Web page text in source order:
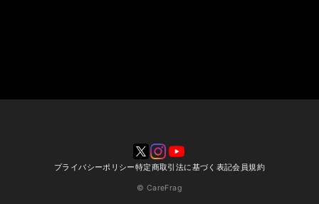
プライバシーポリシー特定商取引法に基づく表記会員規約
© CareFrag